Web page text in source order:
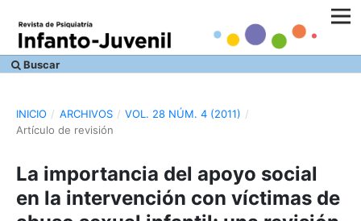
Buscar
INICIO / ARCHIVOS / VOL. 28 NÚM. 4 (2011) /
Artículo de revisión
La importancia del apoyo social
en la intervención con víctimas de